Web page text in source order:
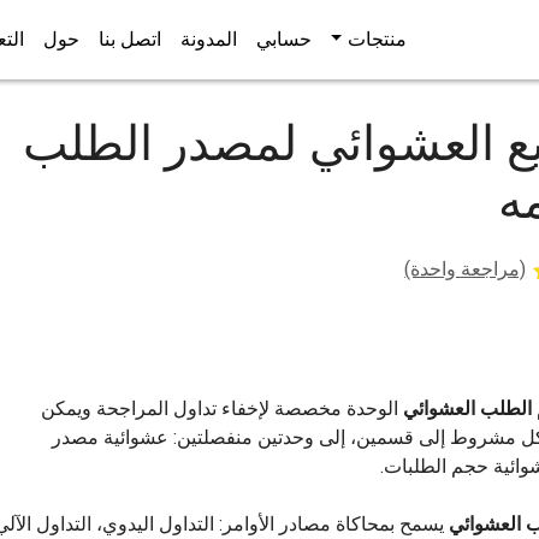
منتجات حسابي المدونة اتصل بنا حول
العشوائي لمصدر الطلب
(مراجعة واحدة)
العشوائي الوحدة مخصصة لإخفاء تداول المراجحة ويمكن
مشروط إلى قسمين، إلى وحدتين منفصلتين: عشوائية مصدر
حجم الطلبات.
العشوائي يسمح بمحاكاة مصادر الأوامر: التداول اليدوي، التداول